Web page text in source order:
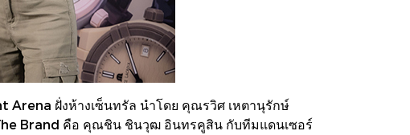
Arena ฝั่งห้างเซ็นทรัล นำโดย คุณรวิศ เหตานุรักษ์
Brand คือ คุณชิน ชินวุฒ อินทรคูสิน กับทีมแดนเซอร์